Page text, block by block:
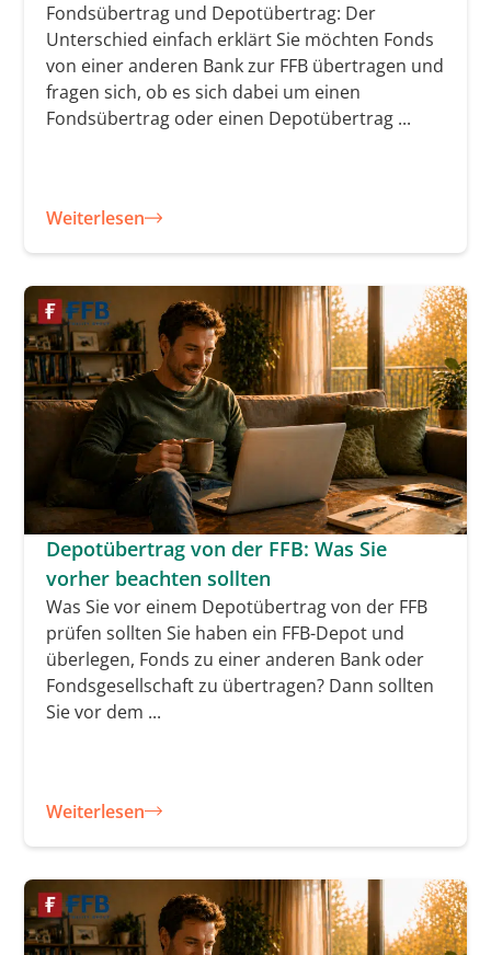
Fondsübertrag und Depotübertrag: Der
Unterschied einfach erklärt Sie möchten Fonds
von einer anderen Bank zur FFB übertragen und
fragen sich, ob es sich dabei um einen
Fondsübertrag oder einen Depotübertrag ...
Weiterlesen
Depotübertrag von der FFB: Was Sie
vorher beachten sollten
Was Sie vor einem Depotübertrag von der FFB
prüfen sollten Sie haben ein FFB-Depot und
überlegen, Fonds zu einer anderen Bank oder
Fondsgesellschaft zu übertragen? Dann sollten
Sie vor dem ...
Weiterlesen